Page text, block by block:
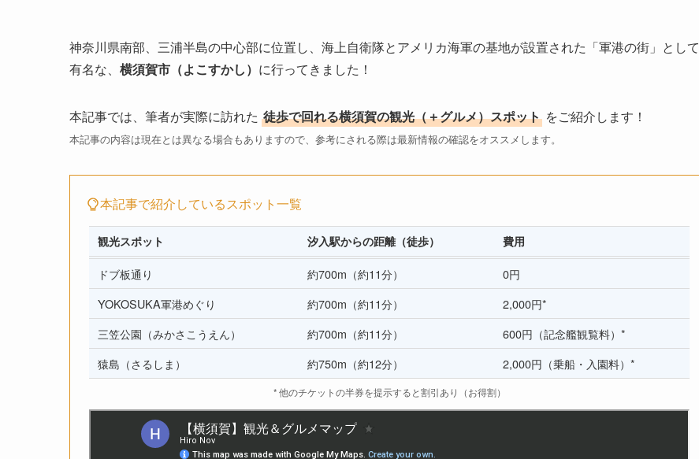
神奈川県南部、三浦半島の中心部に位置し、海上自衛隊とアメリカ海軍の基地が設置された「軍港の街」として
有名な、 横須賀市（よこすかし） に行ってきました！
本記事では、筆者が実際に訪れた 徒歩で回れる横須賀の観光（＋グルメ）スポット をご紹介します！
本記事の内容は現在とは異なる場合もありますので、参考にされる際は最新情報の確認をオススメします。
本記事で紹介しているスポット一覧
観光スポット 汐入駅からの距離（徒歩） 費用
ドブ板通り 約700m（約11分）
0円
YOKOSUKA軍港めぐり
約700m（約11分）
2,000円*
三笠公園（みかさこうえん）
約700m（約11分）
600円（記念艦観覧料）*
猿島（さるしま）
約750m（約12分） 2,000円（乗船・入園料）*
* 他のチケットの半券を提示すると割引あり（お得割）